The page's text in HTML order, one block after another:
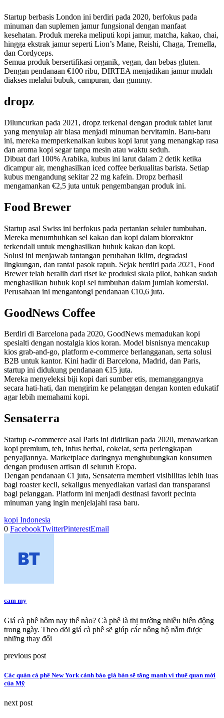
Startup berbasis London ini berdiri pada 2020, berfokus pada
minuman dan suplemen jamur fungsional dengan manfaat
kesehatan. Produk mereka meliputi kopi jamur, matcha, kakao, chai,
hingga ekstrak jamur seperti Lion’s Mane, Reishi, Chaga, Tremella,
dan Cordyceps.
Semua produk bersertifikasi organik, vegan, dan bebas gluten.
Dengan pendanaan €100 ribu, DIRTEA menjadikan jamur mudah
diakses melalui bubuk, campuran, dan gummy.
dropz
Diluncurkan pada 2021, dropz terkenal dengan produk tablet larut
yang menyulap air biasa menjadi minuman bervitamin. Baru-baru
ini, mereka memperkenalkan kubus kopi larut yang menangkap rasa
dan aroma kopi segar tanpa mesin atau waktu seduh.
Dibuat dari 100% Arabika, kubus ini larut dalam 2 detik ketika
dicampur air, menghasilkan iced coffee berkualitas barista. Setiap
kubus mengandung sekitar 22 mg kafein. Dropz berhasil
mengamankan €2,5 juta untuk pengembangan produk ini.
Food Brewer
Startup asal Swiss ini berfokus pada pertanian seluler tumbuhan.
Mereka menumbuhkan sel kakao dan kopi dalam bioreaktor
terkendali untuk menghasilkan bubuk kakao dan kopi.
Solusi ini menjawab tantangan perubahan iklim, degradasi
lingkungan, dan rantai pasok rapuh. Sejak berdiri pada 2021, Food
Brewer telah beralih dari riset ke produksi skala pilot, bahkan sudah
menghasilkan bubuk kopi sel tumbuhan dalam jumlah komersial.
Perusahaan ini mengantongi pendanaan €10,6 juta.
GoodNews Coffee
Berdiri di Barcelona pada 2020, GoodNews memadukan kopi
spesialti dengan nostalgia kios koran. Model bisnisnya mencakup
kios grab-and-go, platform e-commerce berlangganan, serta solusi
B2B untuk kantor. Kini hadir di Barcelona, Madrid, dan Paris,
startup ini didukung pendanaan €15 juta.
Mereka menyeleksi biji kopi dari sumber etis, memanggangnya
secara hati-hati, dan mengirim ke pelanggan dengan konten edukatif
agar lebih memahami kopi.
Sensaterra
Startup e-commerce asal Paris ini didirikan pada 2020, menawarkan
kopi premium, teh, infus herbal, cokelat, serta perlengkapan
penyajiannya. Marketplace daringnya menghubungkan konsumen
dengan produsen artisan di seluruh Eropa.
Dengan pendanaan €1 juta, Sensaterra memberi visibilitas lebih luas
bagi roaster kecil, sekaligus menyediakan variasi dan transparansi
bagi pelanggan. Platform ini menjadi destinasi favorit pecinta
minuman yang ingin menjelajahi rasa baru.
kopi Indonesia
0 FacebookTwitterPinterestEmail
cam my
Giá cà phê hôm nay thế nào? Cà phê là thị trường nhiều biến động
trong ngày. Theo dõi giá cà phê sẽ giúp các nông hộ nắm được
những thay đổi
previous post
Các quán cà phê New York cảnh báo giá bán sẽ tăng mạnh vì thuế quan mới
của Mỹ
next post